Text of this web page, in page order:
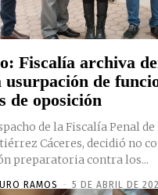
Fiscalía archiva
usurpación de
de oposición
de la Fiscalía Penal
Cáceres, decidió no
preparatoria contra los...
RAMOS - 5 DE ABRIL DE